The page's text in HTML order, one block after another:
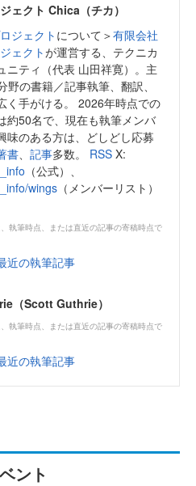
ェクト Chica（チカ）
ジェクト について＞有限会社
ェクトが運営する、テクニカ
ニティ（代表 山田祥寛）。主
野の書籍／記事執筆、翻訳、
く手がける。 2026年時点での
約50名で、現在も執筆メンバ
味のある方は、どしどし応募
書 記事多数。 RSS X:
（公式）、
wings （メンバーリスト）
執筆時点、または直近の記事の寄稿時点で
近の執筆記事
（Scott Guthrie）
執筆時点、または直近の記事の寄稿時点で
近の執筆記事
ント